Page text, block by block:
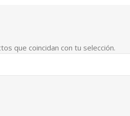
que coincidan con tu selección.